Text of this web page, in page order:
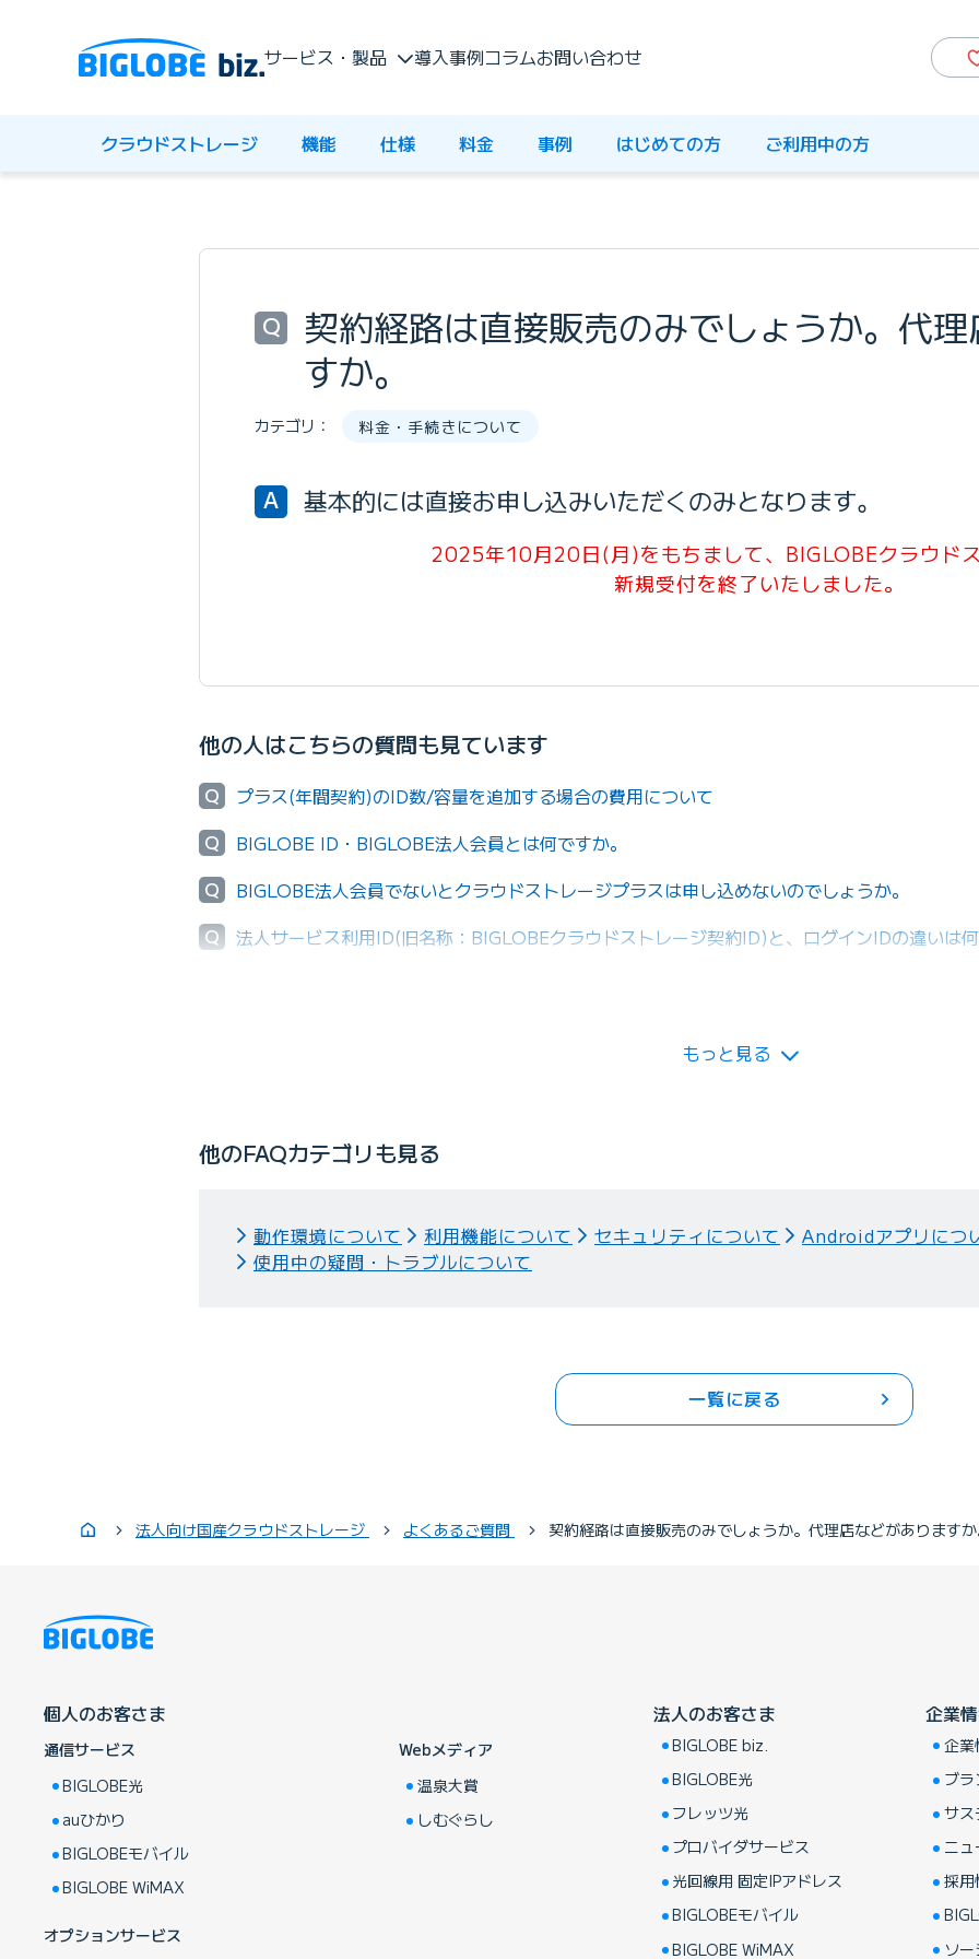
サービス・製品 導入事例コラムお問い合わせ
クラウドストレージ 機能 仕様 料金 事例 はじめての方 ご利用中の方
Q
契約経路は直接販売のみでしょうか。代
すか。
カテゴリ： 料金・手続きについて
A 基本的には直接お申し込みいただくのみとなります。
2025年10月20日(月)をもちまして、BIGLOBEクラウド
新規受付を終了いたしました。
他の人はこちらの質問も見ています
Q
プラス(年間契約)のID数/容量を追加する場合の費用について
Q
BIGLOBE ID・BIGLOBE法人会員とは何ですか。
Q
BIGLOBE法人会員でないとクラウドストレージプラスは申し込めないのでしょうか。
Q
法人サービス利用ID(旧名称：BIGLOBEクラウドストレージ契約ID)と、ログインIDの違いは何
もっと見る
他のFAQカテゴリも見る
動作環境について 利用機能について セキュリティについて Androidアプリにつ
使用中の疑問・トラブルについて
一覧に戻る
法人向け国産クラウドストレージ よくあるご質問 契約経路は直接販売のみでしょうか。代理店などがありますか
個人のお客さま
通信サービス
BIGLOBE光
auひかり
BIGLOBEモバイル
BIGLOBE WiMAX
オプションサービス
Webメディア
温泉大賞
しむぐらし
法人のお客さま
BIGLOBE biz.
BIGLOBE光
フレッツ光
プロバイダサービス
光回線用 固定IPアドレス
BIGLOBEモバイル
BIGLOBE WiMAX
企業
企業
ブラ
サス
ニュ
採用
ソ